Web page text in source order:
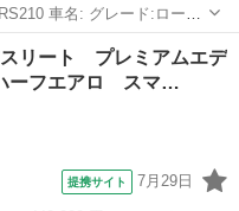
車名: グレード:ローヤ
ます ...
ョン
スリート プレミアムエデ
ーフエアロ スマ…
提携サイト 7月29日